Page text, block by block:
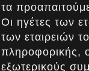
τα
Οι ηγέτες των
των εταιρειών
πληροφορικής,
εξωτερικούς